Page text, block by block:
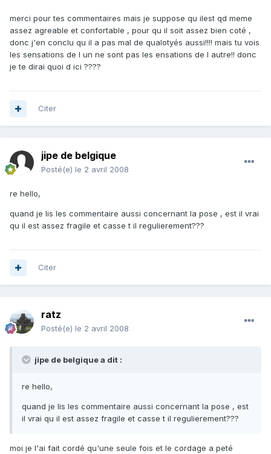
merci pour tes commentaires mais je suppose qu ilest qd meme
assez agreable et confortable , pour qu il soit assez bien coté ,
donc j'en conclu qu il a pas mal de qualotyés aussi!!!! mais tu vois
les sensations de l un ne sont pas les ensations de l autre!! donc
je te dirai quoi d ici ????
Citer
jipe de belgique
Posté(e) le 2 avril 2008
re hello,
quand je lis les commentaire aussi concernant la pose , est il vrai
qu il est assez fragile et casse t il regulierement???
Citer
ratz
Posté(e) le 2 avril 2008
jipe de belgique a dit :
re hello,
quand je lis les commentaire aussi concernant la pose , est
il vrai qu il est assez fragile et casse t il regulierement???
moi je l'ai fait cordé qu'une seule fois et le cordage a peté